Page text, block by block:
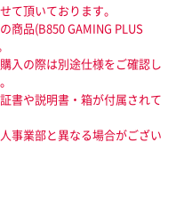
て頂いております。
商品(B850 GAMING PLUS
入の際は別途仕様をご確認し
書や説明書・箱が付属されて
事業部と異なる場合がござい